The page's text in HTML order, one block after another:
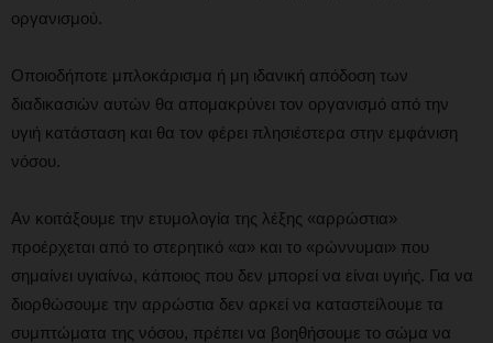
οργανισμού.
Οποιοδήποτε μπλοκάρισμα ή μη ιδανική απόδοση των
διαδικασιών αυτών θα απομακρύνει τον οργανισμό από την
υγιή κατάσταση και θα τον φέρει πλησιέστερα στην εμφάνιση
νόσου.
Αν κοιτάξουμε την ετυμολογία της λέξης «αρρώστια»
προέρχεται από το στερητικό «α» και το «ρώννυμαι» που
σημαίνει υγιαίνω, κάποιος που δεν μπορεί να είναι υγιής. Για να
διορθώσουμε την αρρώστια δεν αρκεί να καταστείλουμε τα
συμπτώματα της νόσου, πρέπει να βοηθήσουμε το σώμα να